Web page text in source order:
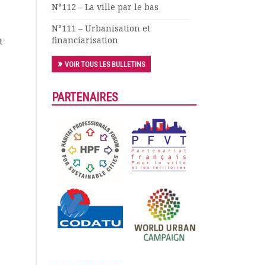
N°112 – La ville par le bas
N°111 – Urbanisation et
financiarisation
VOIR TOUS LES BULLETINS
PARTENAIRES